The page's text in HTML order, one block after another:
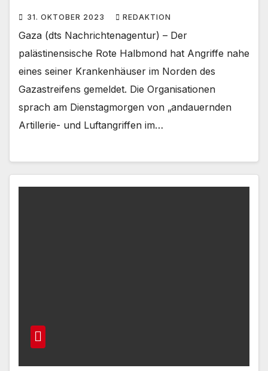
31. OKTOBER 2023 REDAKTION
Gaza (dts Nachrichtenagentur) – Der
palästinensische Rote Halbmond hat Angriffe nahe
eines seiner Krankenhäuser im Norden des
Gazastreifens gemeldet. Die Organisationen
sprach am Dienstagmorgen von „andauernden
Artillerie- und Luftangriffen im…